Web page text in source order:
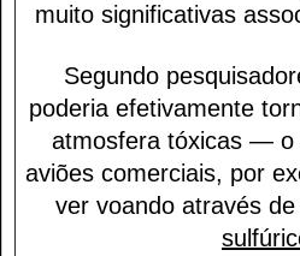
muito significativas
Segundo
poderia efetivamente
atmosfera tóxicas — o
aviões comerciais, por